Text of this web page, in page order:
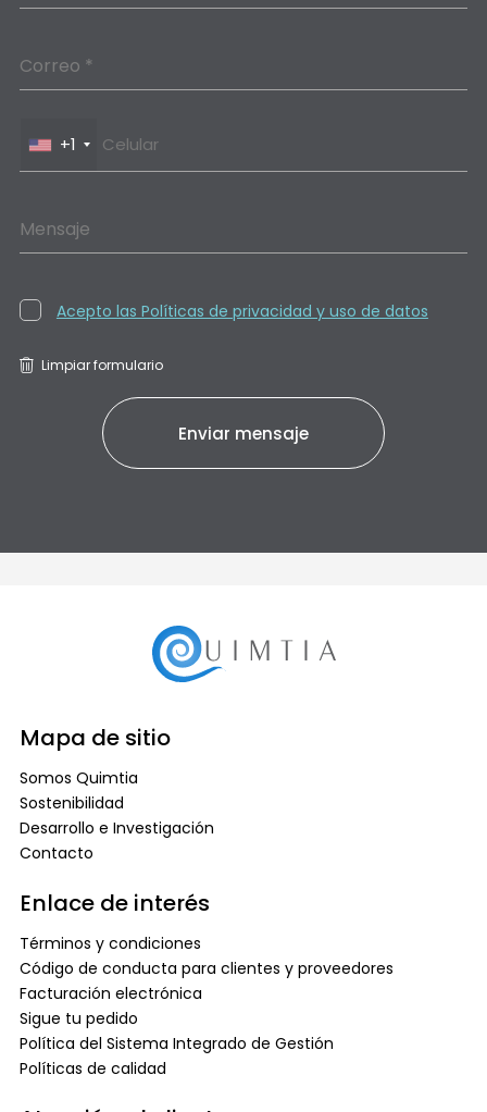
Correo *
+1
Mensaje
Acepto las Políticas de privacidad y uso de datos
Limpiar formulario
Mapa de sitio
Somos Quimtia
Sostenibilidad
Desarrollo e Investigación
Contacto
Enlace de interés
Términos y condiciones
Código de conducta para clientes y proveedores
Facturación electrónica
Sigue tu pedido
Política del Sistema Integrado de Gestión
Políticas de calidad